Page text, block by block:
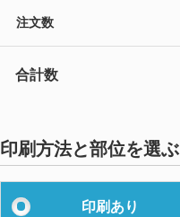
注文数
合計数
印刷方法と部位を選ぶ
印刷あり